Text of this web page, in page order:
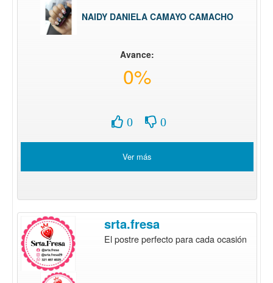
NAIDY DANIELA CAMAYO CAMACHO
Avance:
0%
0 0
Ver más
srta.fresa
El postre perfecto para cada ocasión